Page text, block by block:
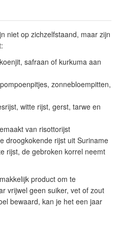
niet op zichzelfstaand, maar zijn
safraan of kurkuma aan
zonnebloempitten,
witte rijst, gerst, tarwe en
van risottorijst
droogkokende rijst uit Suriname
rijst, de gebroken korrel neemt
product om te
vrijwel geen suiker, vet of zout
bewaard, kan je het een jaar